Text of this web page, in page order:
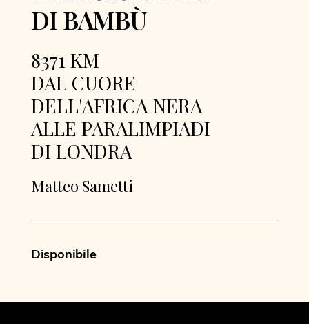
DI BAMBÙ
8371 KM
DAL CUORE
DELL'AFRICA NERA
ALLE PARALIMPIADI
DI LONDRA
Matteo Sametti
Disponibile